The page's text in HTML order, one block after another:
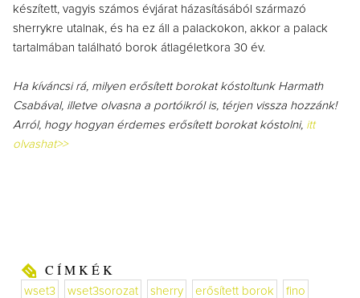
készített, vagyis számos évjárat házasításából származó
sherrykre utalnak, és ha ez áll a palackokon, akkor a palack
tartalmában található borok átlagéletkora 30 év.
Ha kíváncsi rá, milyen erősített borokat kóstoltunk Harmath
Csabával, illetve olvasna a portóikról is, térjen vissza hozzánk!
Arról, hogy hogyan érdemes erősített borokat kóstolni, itt
olvashat>>
CÍMKÉK
wset3 wset3sorozat sherry erősített borok fino